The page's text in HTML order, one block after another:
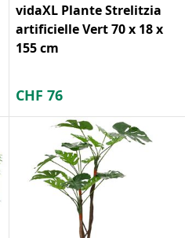
vidaXL Plante Strelitzia
artificielle Vert 70 x 18 x
155 cm
CHF 76